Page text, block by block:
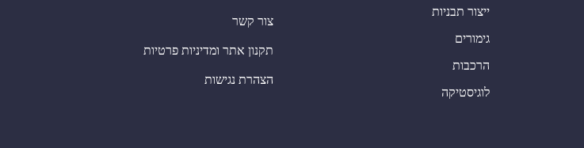
ייצור תבניות
גימורים
הרכבות
לוגיסטיקה
צור קשר
תקנון אתר ומדיניות פרטיות
הצהרת נגישות